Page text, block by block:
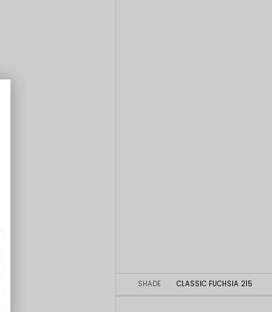
SHADE CLASSIC FUCHSIA 215